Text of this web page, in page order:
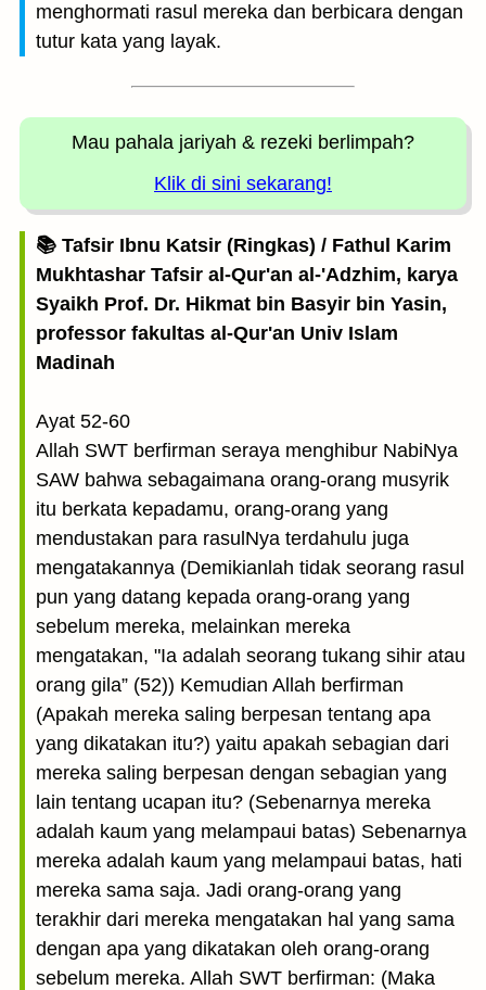
menghormati rasul mereka dan berbicara dengan
tutur kata yang layak.
Mau pahala jariyah & rezeki berlimpah?
Klik di sini sekarang!
📚 Tafsir Ibnu Katsir (Ringkas) / Fathul Karim
Mukhtashar Tafsir al-Qur'an al-'Adzhim, karya
Syaikh Prof. Dr. Hikmat bin Basyir bin Yasin,
professor fakultas al-Qur'an Univ Islam
Madinah
Ayat 52-60
Allah SWT berfirman seraya menghibur NabiNya
SAW bahwa sebagaimana orang-orang musyrik
itu berkata kepadamu, orang-orang yang
mendustakan para rasulNya terdahulu juga
mengatakannya (Demikianlah tidak seorang rasul
pun yang datang kepada orang-orang yang
sebelum mereka, melainkan mereka
mengatakan, "Ia adalah seorang tukang sihir atau
orang gila” (52)) Kemudian Allah berfirman
(Apakah mereka saling berpesan tentang apa
yang dikatakan itu?) yaitu apakah sebagian dari
mereka saling berpesan dengan sebagian yang
lain tentang ucapan itu? (Sebenarnya mereka
adalah kaum yang melampaui batas) Sebenarnya
mereka adalah kaum yang melampaui batas, hati
mereka sama saja. Jadi orang-orang yang
terakhir dari mereka mengatakan hal yang sama
dengan apa yang dikatakan oleh orang-orang
sebelum mereka. Allah SWT berfirman: (Maka